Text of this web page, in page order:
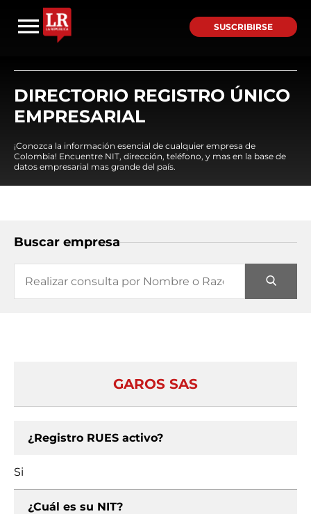
SUSCRIBIRSE
DIRECTORIO REGISTRO ÚNICO
EMPRESARIAL
¡Conozca la información esencial de cualquier empresa de
Colombia! Encuentre NIT, dirección, teléfono, y mas en la base de
datos empresarial mas grande del país.
Buscar empresa
GAROS SAS
¿Registro RUES activo?
Si
¿Cuál es su NIT?